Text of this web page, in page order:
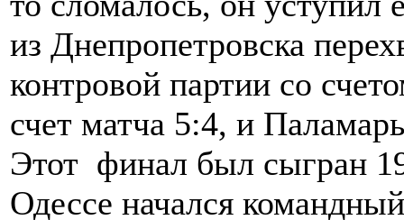
из Днепропетровска
контровой партии со
счет матча 5:4, и
Этот финал был сыгран
Одессе начался